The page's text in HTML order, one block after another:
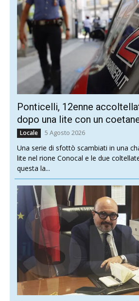
Ponticelli, 12enne
dopo una lite con un
Locale 5 Agosto 2026
Una serie di sfottò scambiati in una
lite nel rione Conocal e le due
questa la...